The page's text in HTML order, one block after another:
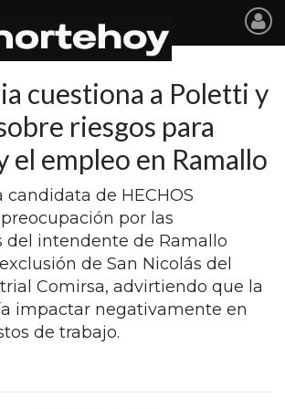
cuestiona a Poletti y
riesgos para
el empleo en Ramallo
candidata de HECHOS
por las
del intendente de Ramallo
de San Nicolás del
Comirsa, advirtiendo que la
impactar negativamente en
de trabajo.